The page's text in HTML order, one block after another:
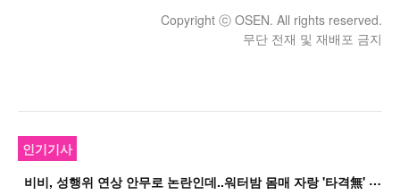
Copyright ⓒ OSEN. All rights reserved.
무단 전재 및 재배포 금지
인기기사
비
비, 성행위 연상 안무로 논란인데..워터밤 몸매 자랑 '타격無' 근황